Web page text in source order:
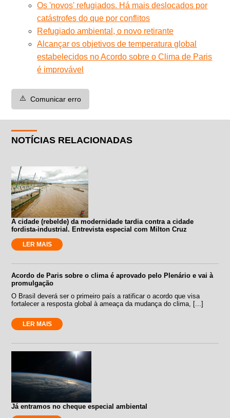
Os 'novos' refugiados. Há mais deslocados por
catástrofes do que por conflitos
Refugiado ambiental, o novo retirante
Alcançar os objetivos de temperatura global
estabelecidos no Acordo sobre o Clima de Paris
é improvável
⚠️ Comunicar erro
NOTÍCIAS RELACIONADAS
A cidade (rebelde) da modernidade tardia contra a cidade
fordista-industrial. Entrevista especial com Milton Cruz
LER MAIS
Acordo de Paris sobre o clima é aprovado pelo Plenário e vai à
promulgação
O Brasil deverá ser o primeiro país a ratificar o acordo que visa
fortalecer a resposta global à ameaça da mudança do clima, [...]
LER MAIS
Já entramos no cheque especial ambiental